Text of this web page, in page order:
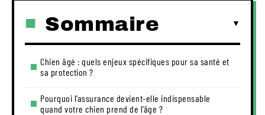
Sommaire
Chien âgé : quels enjeux spécifiques pour sa santé et
sa protection ?
Pourquoi l’assurance devient-elle indispensable
quand votre chien prend de l’âge ?